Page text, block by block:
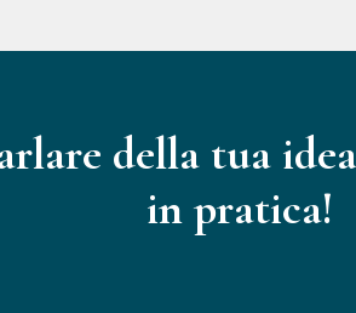
della tua
in pratica!